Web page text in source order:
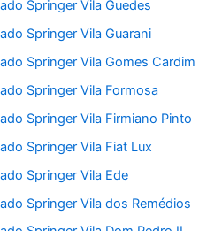
Springer Vila Guedes
Springer Vila Guarani
Springer Vila Gomes Cardim
Springer Vila Formosa
Springer Vila Firmiano Pinto
Springer Vila Fiat Lux
Springer Vila Ede
Springer Vila dos Remédios